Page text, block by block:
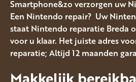
Smartphone&zo verzorgen uw
Een Nintendo repair? Uw
staat Nintendo reparatie Breda
voor u klaar. Het juiste adres
reparatie; Altijd 12 maanden
Makkelijk